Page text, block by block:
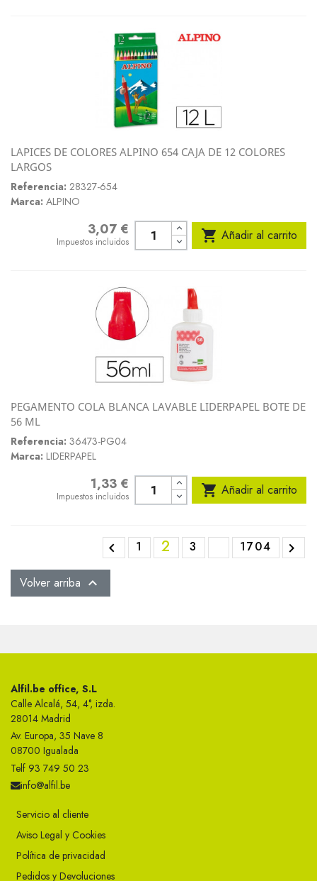
LAPICES DE COLORES ALPINO 654 CAJA DE 12 COLORES
LARGOS
Referencia: 28327-654
Marca: ALPINO
3,07 €
Impuestos incluidos  Añadir al carrito
PEGAMENTO COLA BLANCA LAVABLE LIDERPAPEL BOTE DE
56 ML
Referencia: 36473-PG04
Marca: LIDERPAPEL
1,33 €
Impuestos incluidos  Añadir al carrito
 1 2 3 1704 
Volver arriba 
Alfil.be office, S.L
Calle Alcalá, 54, 4°, izda.
28014 Madrid
Av. Europa, 35 Nave 8
08700 Igualada
Telf 93 749 50 23
info@alfil.be
Servicio al cliente
Aviso Legal y Cookies
Política de privacidad
Pedidos y Devoluciones